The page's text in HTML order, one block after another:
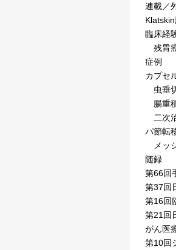
連載／
臨床経
残胃
症例
カプセ
虫垂
腸重
二次
パ節転
メッ
随録
第66回
第37回
第16回
第21回
がん医
第10回